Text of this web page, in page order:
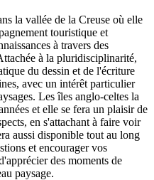
la vallée de la Creuse où elle
touristique et
à travers des
à la pluridisciplinarité,
du dessin et de l'écriture
avec un intérêt particulier
Les îles anglo-celtes la
et elle se fera un plaisir de
en s'attachant à faire voir
aussi disponible tout au long
et encourager vos
des moments de
paysage.